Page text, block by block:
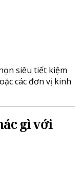
siêu tiết kiệm
các đơn vị kinh
gì với